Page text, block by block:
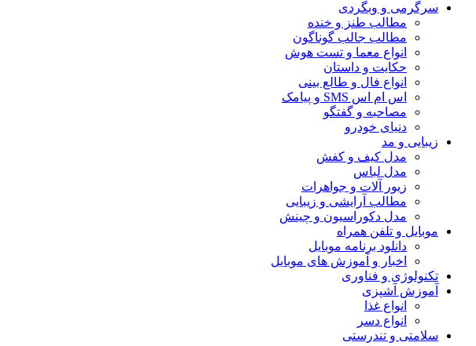
سرگرمی و وبگردی
مطالب طنز و خنده
مطالب جالب گوناگون
انواع معما و تست هوش
حکایت و داستان
انواع فال و طالع بینی
اس ام اس SMS و پیامک
مصاحبه و گفتگو
دنیای خودرو
زیبایی و مد
مدل کیف و کفش
مدل لباس
زیور آلات و جواهرات
مطالب آرایشی و زیبایی
مدل دکوراسیون و چینش
موبایل و تلفن همراه
دانلود برنامه موبایل
اخبار و آموزش های موبایل
تکنولوژی و فناوری
آموزش آشپزی
انواع غذا
انواع دسر
سلامتی و تندرستی